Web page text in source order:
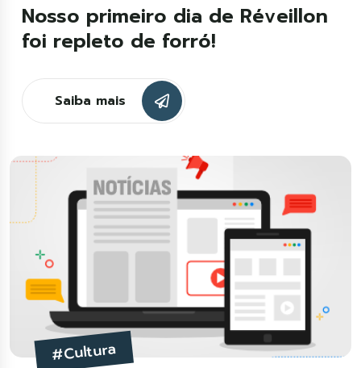
Nosso primeiro dia de Réveillon
foi repleto de forró!
Saiba mais
#Cultura